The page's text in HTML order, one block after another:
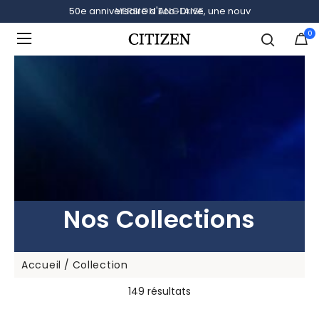
VERSION ANGLAISE
0
Nos Collections
Accueil
Collection
149 résultats
Ajouté à Gérer la liste